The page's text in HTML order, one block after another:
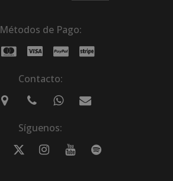
Métodos de Pago:
Contacto:
Síguenos: